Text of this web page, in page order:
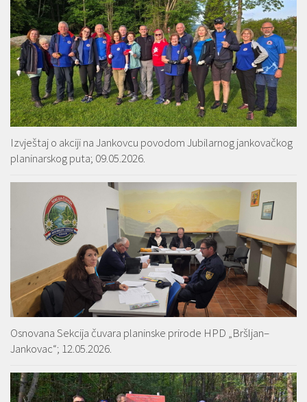
Izvještaj o akciji na Jankovcu povodom Jubilarnog jankovačkog
planinarskog puta; 09.05.2026.
Osnovana Sekcija čuvara planinske prirode HPD „Bršljan–
Jankovac“; 12.05.2026.